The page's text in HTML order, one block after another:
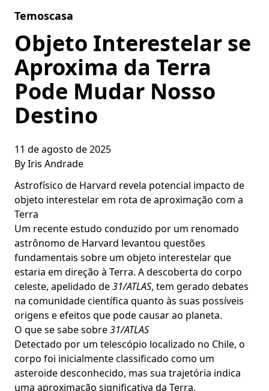
Temoscasa
Objeto Interestelar se
Aproxima da Terra
Pode Mudar Nosso
Destino
11 de agosto de 2025
ByIris Andrade
Astrofísico de Harvard revela potencial impacto de
objeto interestelar em rota de aproximação com a
Terra
Um recente estudo conduzido por um renomado
astrônomo de Harvard levantou questões
fundamentais sobre um objeto interestelar que
estaria em direção à Terra. A descoberta do corpo
celeste, apelidado de31/ATLAS, tem gerado debates
na comunidade científica quanto às suas possíveis
origens e efeitos que pode causar ao planeta.
O que se sabe sobre31/ATLAS
Detectado por um telescópio localizado no Chile, o
corpo foi inicialmente classificado como um
asteroide desconhecido, mas sua trajetória indica
uma aproximação significativa da Terra.